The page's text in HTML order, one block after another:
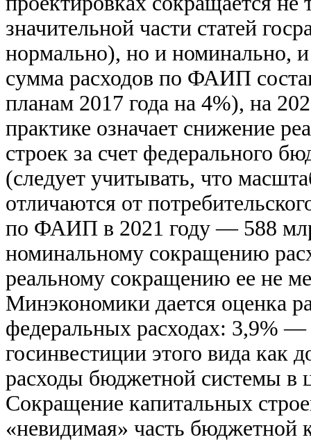
значительной части статей
нормально), но и номинально,
сумма расходов по ФАИП
планам 2017 года на 4%), на
практике означает снижение
строек за счет федерального
(следует учитывать, что
отличаются от
по ФАИП в 2021 году — 588
номинальному сокращению
реальному сокращению ее не
Минэкономики дается оценка
федеральных расходах: 3,9%
госинвестиции этого вида
расходы бюджетной системы в
Сокращение капитальных
«невидимая» часть